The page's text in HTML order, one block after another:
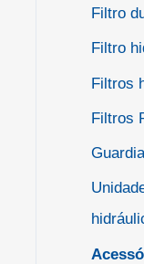
Filtro
Filtro
Filtros
Filtros